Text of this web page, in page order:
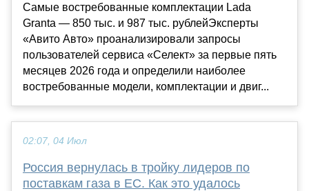
Самые востребованные комплектации Lada
Granta — 850 тыс. и 987 тыс. рублейЭксперты
«Авито Авто» проанализировали запросы
пользователей сервиса «Селект» за первые пять
месяцев 2026 года и определили наиболее
востребованные модели, комплектации и двиг...
02:07, 04 Июл
Россия вернулась в тройку лидеров по
поставкам газа в ЕС. Как это удалось